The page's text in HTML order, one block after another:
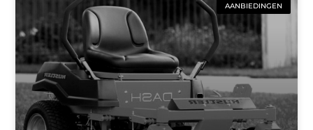
AANBIEDINGEN